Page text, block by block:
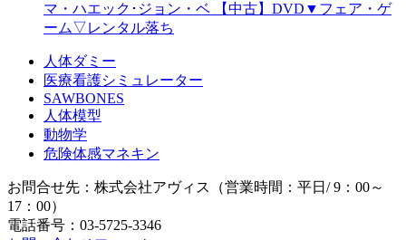
マ・ハエック･ジョン・ベ 【中古】DVD▼フェア・ゲ
ーム▽レンタル落ち
人体ダミー
医療看護シミュレーター
SAWBONES
人体模型
動物学
危険体感マネキン
お問合せ先：株式会社アヴィス（営業時間：平日/ 9：00～
17：00）
電話番号：03-5725-3346